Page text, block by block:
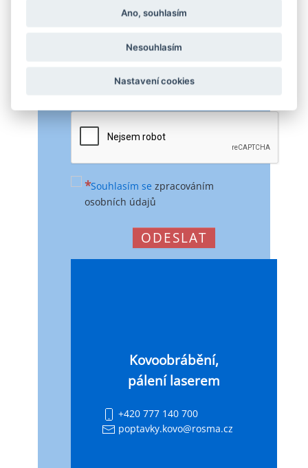
pro rychlejší vyřízení Vaší poptávky
PROCHÁZET SOUBORY
Souhlasím se zpracováním
osobních údajů
ODESLAT
Kovoobrábění,
pálení laserem
+420 777 140 700
poptavky.kovo@rosma.cz
Ano, souhlasím
Nesouhlasím
Nastavení cookies